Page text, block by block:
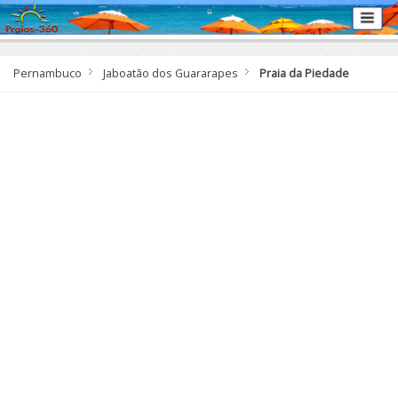
Pernambuco Jaboatão dos Guararapes Praia da Piedade